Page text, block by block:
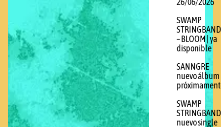
26/06/2026
SWAMP
STRINGBAND
– BLOOM | ya
disponible
SANNGRE
nuevo álbum
SWAMP
STRINGBAND
nuevo single